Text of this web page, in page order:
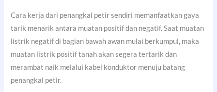
Cara kerja dari penangkal petir sendiri memanfaatkan gaya
tarik menarik antara muatan positif dan negatif. Saat muatan
listrik negatif di bagian bawah awan mulai berkumpul, maka
muatan listrik positif tanah akan segera tertarik dan
merambat naik melalui kabel konduktor menuju batang
penangkal petir.